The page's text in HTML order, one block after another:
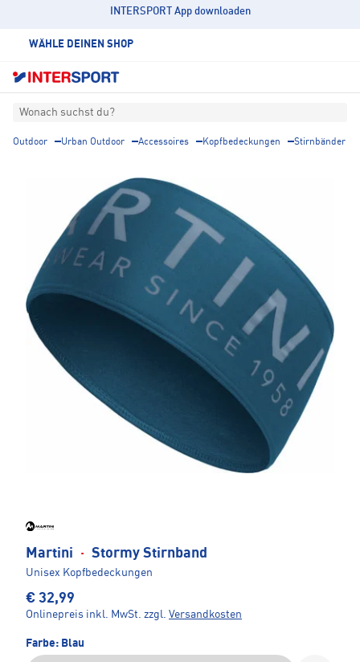
INTERSPORT App downloaden
WÄHLE DEINEN SHOP
Wonach suchst du?
Outdoor Urban Outdoor Accessoires Kopfbedeckungen Stirnbänder
Martini · Stormy Stirnband
Unisex Kopfbedeckungen
€ 32,99
Onlinepreis inkl. MwSt. zzgl. Versandkosten
Farbe: Blau